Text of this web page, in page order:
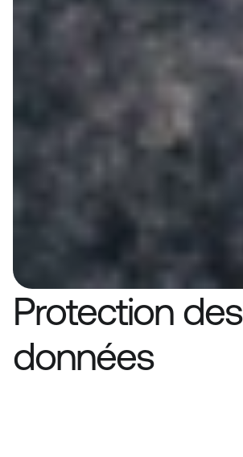
législation sur la protection des
données suisse et de l'UE, conforme
Protection des
données